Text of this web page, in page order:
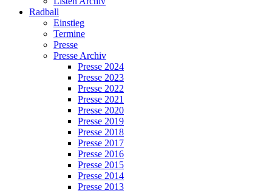
Radball
Einstieg
Termine
Presse
Presse Archiv
Presse 2024
Presse 2023
Presse 2022
Presse 2021
Presse 2020
Presse 2019
Presse 2018
Presse 2017
Presse 2016
Presse 2015
Presse 2014
Presse 2013